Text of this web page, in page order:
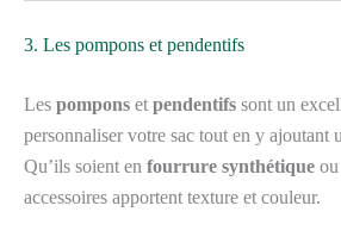
3. Les pompons et pendentifs
Les pompons et pendentifs sont un
personnaliser votre sac tout en y ajoutant
Qu’ils soient en fourrure synthétique ou
accessoires apportent texture et couleur.